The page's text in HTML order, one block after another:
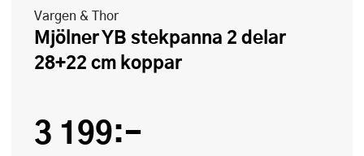
Vargen & Thor
Mjölner YB stekpanna 2 delar
28+22 cm koppar
3 199:-